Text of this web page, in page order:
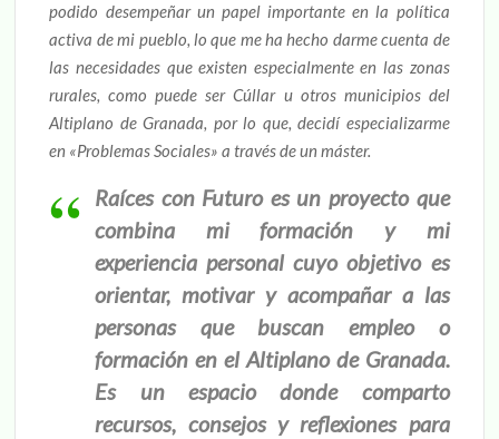
podido desempeñar un papel importante en la política
activa de mi pueblo, lo que me ha hecho darme cuenta de
las necesidades que existen especialmente en las zonas
rurales, como puede ser Cúllar u otros municipios del
Altiplano de Granada, por lo que, decidí especializarme
en «Problemas Sociales» a través de un máster.
Raíces con Futuro es un proyecto que
combina mi formación y mi
experiencia personal cuyo objetivo es
orientar, motivar y acompañar a las
personas que buscan empleo o
formación en el Altiplano de Granada.
Es un espacio donde comparto
recursos, consejos y reflexiones para